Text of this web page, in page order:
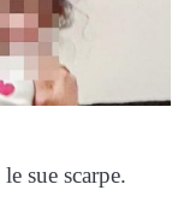
sue scarpe.